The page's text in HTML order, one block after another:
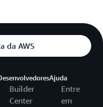
da AWS
Builder
Center
Ajuda
Entre
em